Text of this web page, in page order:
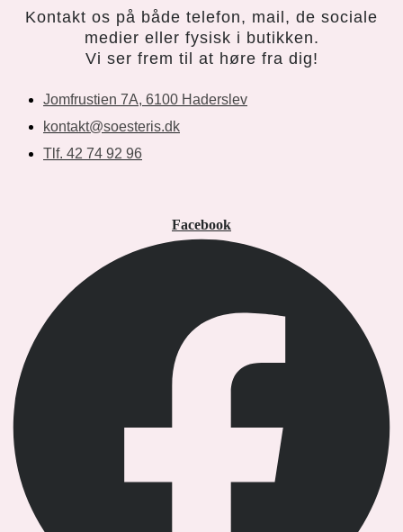
Kontakt os på både telefon, mail, de sociale
medier eller fysisk i butikken.
Vi ser frem til at høre fra dig!
Jomfrustien 7A, 6100 Haderslev
kontakt@soesteris.dk
Tlf. 42 74 92 96
Facebook